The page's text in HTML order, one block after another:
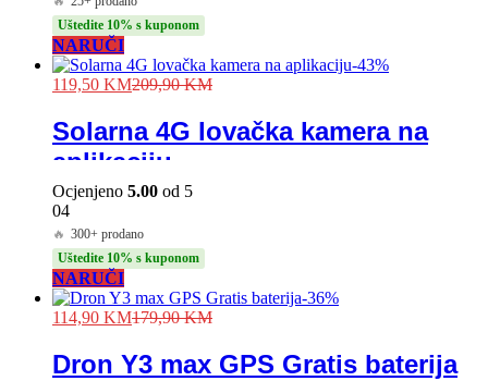
Uštedite 10% s kuponom
NARUČI
-43%
119,50 KM209,90KM
Solarna 4G lovačka kamera na
aplikaciju
Ocjenjeno 5.00 od 5
04
🔥 300+ prodano
Uštedite 10% s kuponom
NARUČI
-36%
114,90 KM179,90KM
Dron Y3 max GPS Gratis baterija